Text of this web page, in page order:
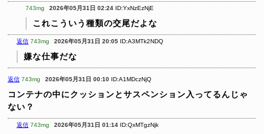
743mg 2026年05月31日 02:24 ID:YxNzEzNjE
これこういう種類の交尾だよな
返信 743mg 2026年05月31日 20:05 ID:A3MTk2NDQ
嫌な仕事だな
返信 743mg 2026年05月31日 00:10 ID:A1MDczNjQ
コンテナの中にクッションとサスペンション入ってるんじゃ
ない？
返信 743mg 2026年05月31日 01:14 ID:QxMTgzNjk